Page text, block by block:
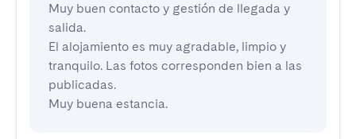
Muy buen contacto y gestión de llegada y
salida.
El alojamiento es muy agradable, limpio y
tranquilo. Las fotos corresponden bien a las
publicadas.
Muy buena estancia.